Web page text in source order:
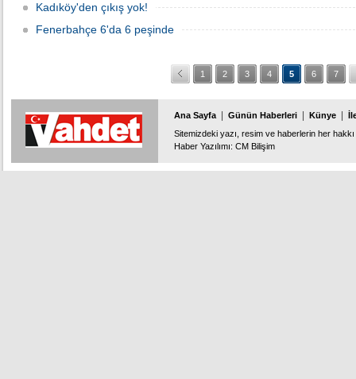
Kadıköy'den çıkış yok!
Fenerbahçe 6'da 6 peşinde
1 2 3 4 5 6 7
Ana Sayfa Günün Haberleri Künye
Sitemizdeki yazı, resim ve haberlerin her
Haber Yazılımı: CM Bilişim